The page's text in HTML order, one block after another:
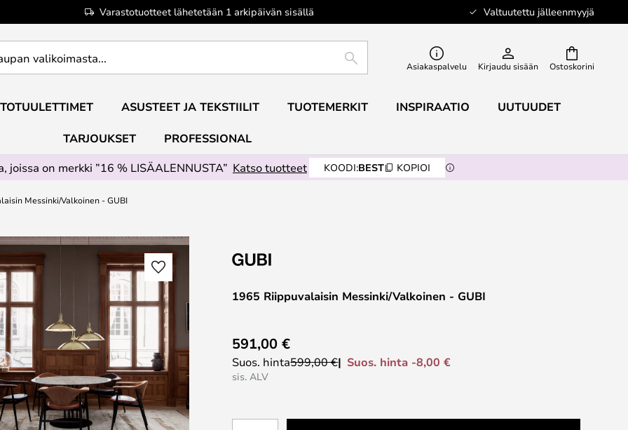
Varastotuotteet lähetetään 1 arkipäivän sisällä Valtuutettu jälleenmyyjä
Ostoskorini
ETSI Asiakaspalvelu Kirjaudu sisään
ASUSTEET JA TEKSTIILIT TUOTEMERKIT INSPIRAATIO UUTUUDET
TARJOUKSET
PROFESSIONAL
joissa on merkki ”16 % LISÄALENNUSTA” Katso tuotteet KOODI:BEST KOPIOI
Messinki/Valkoinen - GUBI
1965 Riippuvalaisin Messinki/Valkoinen - GUBI
591,00 €
Suos. hinta599,00 € Suos. hinta -8,00 €
sis. ALV